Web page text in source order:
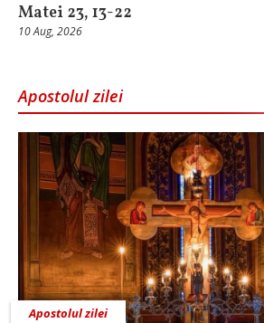
Matei 23, 13-22
10 Aug, 2026
Apostolul zilei
Apostolul zilei